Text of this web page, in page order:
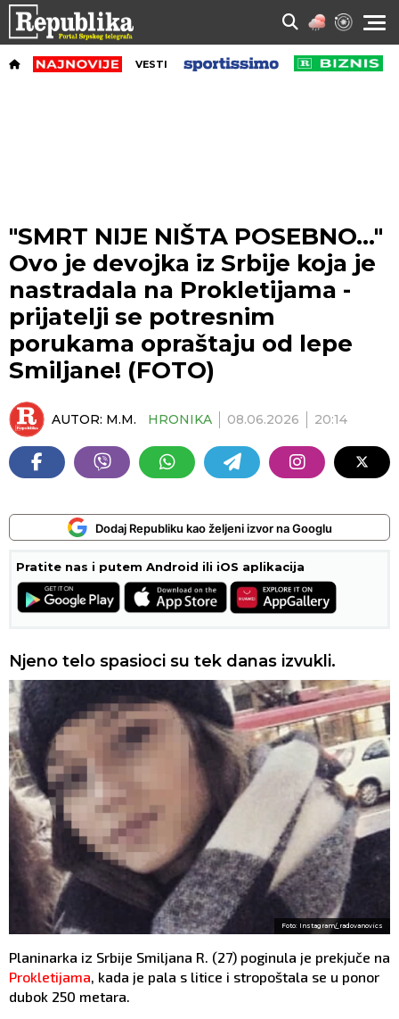
VESTI
"SMRT NIJE NIŠTA POSEBNO..."
Ovo je devojka iz Srbije koja je
nastradala na Prokletijama -
prijatelji se potresnim
porukama opraštaju od lepe
Smiljane! (FOTO)
AUTOR: M.M. HRONIKA 08.06.2026 20:14
Dodaj Republiku kao željeni izvor na Googlu
Pratite nas i putem Android ili iOS aplikacija
Njeno telo spasioci su tek danas izvukli.
Foto: Instagram/_radovanovics
Planinarka iz Srbije Smiljana R. (27) poginula je prekjuče na
Prokletijama, kada je pala s litice i stropoštala se u ponor
dubok 250 metara.